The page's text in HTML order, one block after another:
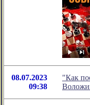
08.07.2023
09:38
"Как